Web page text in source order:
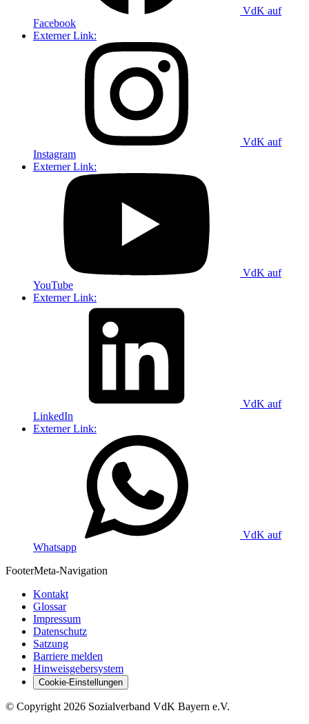
VdK auf
Facebook
Externer Link:
VdK auf
Instagram
Externer Link:
VdK auf
YouTube
Externer Link:
VdK auf
LinkedIn
Externer Link:
VdK auf
Whatsapp
FooterMeta-Navigation
Kontakt
Glossar
Impressum
Datenschutz
Satzung
Barriere melden
Hinweisgebersystem
Cookie-Einstellungen
© Copyright 2026 Sozialverband VdK Bayern e.V.